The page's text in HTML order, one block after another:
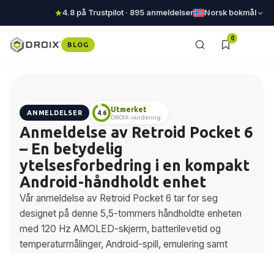
4.8 på Trustpilot · 895 anmeldelser Norsk bokmål
BLOG
0
ANMELDELSER 4.6 Utmerket
DROIX-vurdering
Anmeldelse av Retroid Pocket 6
– En betydelig
ytelsesforbedring i en kompakt
Android-håndholdt enhet
Vår anmeldelse av Retroid Pocket 6 tar for seg
designet på denne 5,5-tommers håndholdte enheten
med 120 Hz AMOLED-skjerm, batterilevetid og
temperaturmålinger, Android-spill, emulering samt